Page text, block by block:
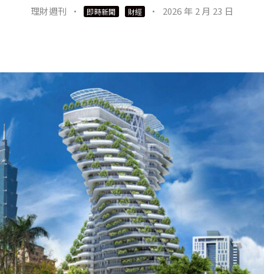
理財週刊 · 即時新聞 財經 · 2026 年 2 月 23 日